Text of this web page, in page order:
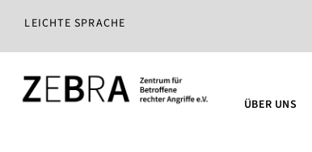
LEICHTE SPRACHE
ÜBER UNS